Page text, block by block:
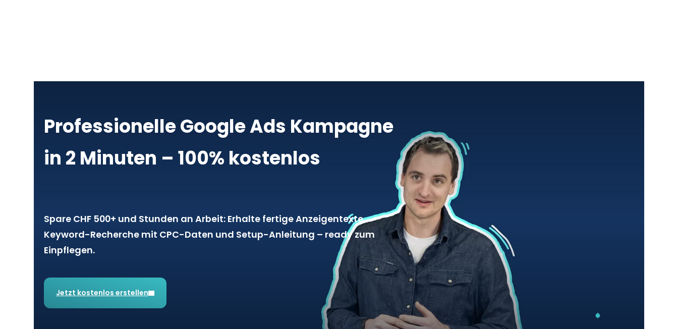
Professionelle Google Ads Kampagne
in 2 Minuten – 100% kostenlos
Spare CHF 500+ und Stunden an Arbeit: Erhalte fertige Anzeigentexte,
Keyword-Recherche mit CPC-Daten und Setup-Anleitung – ready zum
Einpflegen.
Jetzt kostenlos erstellen
Scrollen